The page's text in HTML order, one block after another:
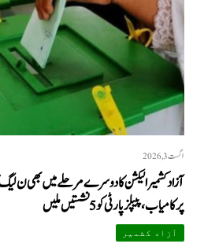
اگست 3, 2026
پر کامیاب، پیپلزپارٹی کو 5 نشستیں ملیں
آزاد کشمیر